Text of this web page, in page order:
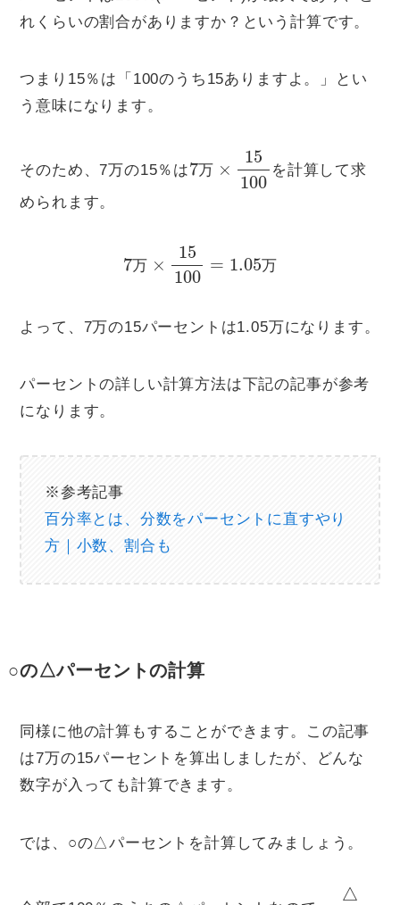
れくらいの割合がありますか？という計算です。
つまり15％は「100のうち15ありますよ。」とい
う意味になります。
そのため、7万の15％は 万
7万
×15 100
を計算して求
められます。
万 万
15100
よって、7万の15パーセントは1.05万になります。
パーセントの詳しい計算方法は下記の記事が参考
になります。
※参考記事
百分率とは、分数をパーセントに直すやり
方｜小数、割合も
○の△パーセントの計算
同様に他の計算もすることができます。この記事
は7万の15パーセントを算出しましたが、どんな
数字が入っても計算できます。
では、○の△パーセントを計算してみましょう。
△100